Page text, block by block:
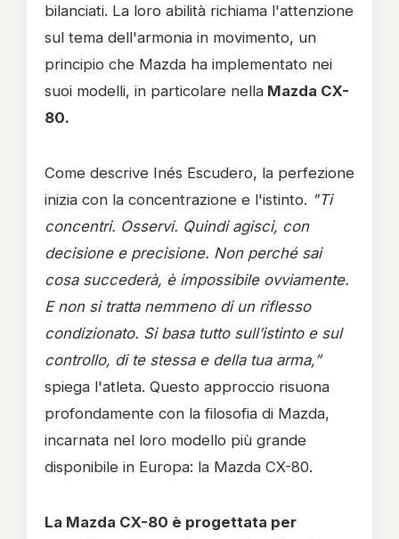
bilanciati. La loro abilità richiama l'attenzione
sul tema dell'armonia in movimento, un
principio che Mazda ha implementato nei
suoi modelli, in particolare nella Mazda CX-
80.
Come descrive Inés Escudero, la perfezione
inizia con la concentrazione e l'istinto. "Ti
concentri. Osservi. Quindi agisci, con
decisione e precisione. Non perché sai
cosa succederà, è impossibile ovviamente.
E non si tratta nemmeno di un riflesso
condizionato. Si basa tutto sull’istinto e sul
controllo, di te stessa e della tua arma,”
spiega l'atleta. Questo approccio risuona
profondamente con la filosofia di Mazda,
incarnata nel loro modello più grande
disponibile in Europa: la Mazda CX-80.
La Mazda CX-80 è progettata per